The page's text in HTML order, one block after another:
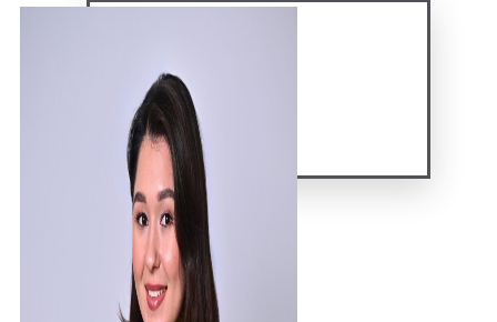
Лицензии
Договор
Гос гарантии РФ
Гос гарантии РБ
Лечение по ДМС
FAQ
Контакты
X